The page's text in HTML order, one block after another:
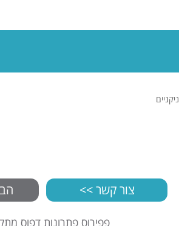
ניקניים
צור קשר >>
פפירוס פתרונות דפוס